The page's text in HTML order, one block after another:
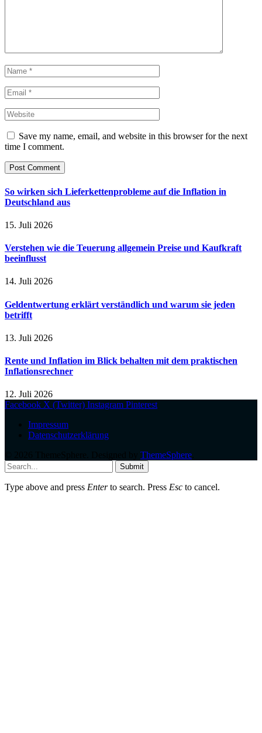
Save my name, email, and website in this browser for the next
time I comment.
So wirken sich Lieferkettenprobleme auf die Inflation in
Deutschland aus
15. Juli 2026
Verstehen wie die Teuerung allgemein Preise und Kaufkraft
beeinflusst
14. Juli 2026
Geldentwertung erklärt verständlich und warum sie jeden
betrifft
13. Juli 2026
Rente und Inflation im Blick behalten mit dem praktischen
Inflationsrechner
12. Juli 2026
Facebook X (Twitter) Instagram Pinterest
Impressum
Datenschutzerklärung
ThemeSphere
Submit
Type above and press Enterto search. Press Esc to cancel.